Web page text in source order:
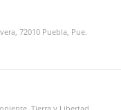
72010 Puebla, Pue.